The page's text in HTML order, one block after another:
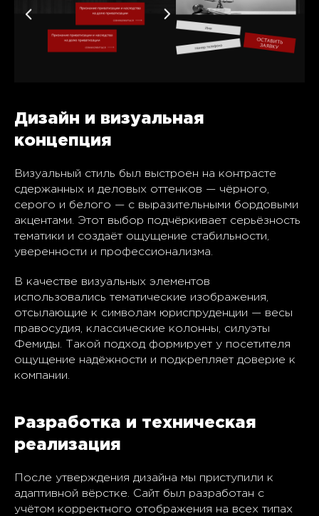
Дизайн и визуальная
концепция
Визуальный стиль был выстроен на контрасте
сдержанных и деловых оттенков — чёрного,
серого и белого — с выразительными бордовыми
акцентами. Этот выбор подчёркивает серьёзность
тематики и создаёт ощущение стабильности,
уверенности и профессионализма.
В качестве визуальных элементов
использовались тематические изображения,
отсылающие к символам юриспруденции — весы
правосудия, классические колонны, силуэты
Фемиды. Такой подход формирует у посетителя
ощущение надёжности и подкрепляет доверие к
компании.
Разработка и техническая
реализация
После утверждения дизайна мы приступили к
адаптивной вёрстке. Сайт был разработан с
учётом корректного отображения на всех типах